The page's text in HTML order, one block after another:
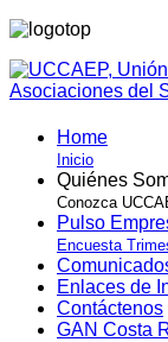
Home
Inicio
Quiénes
Conozca
Pulso
Encuesta
Enlaces de
Contáctenos
GAN Costa